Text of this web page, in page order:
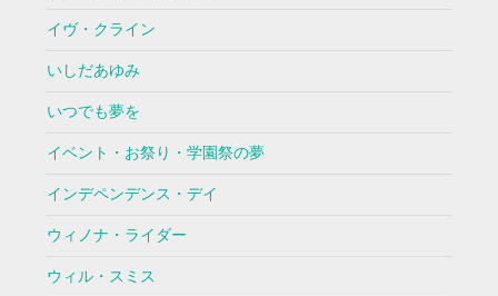
イヴ・クライン
いしだあゆみ
いつでも夢を
イベント・お祭り・学園祭の夢
インデペンデンス・デイ
ウィノナ・ライダー
ウィル・スミス